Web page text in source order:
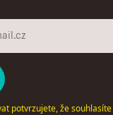
potvrzujete, že